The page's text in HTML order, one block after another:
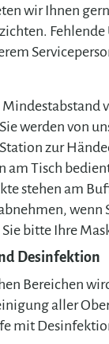
wir Ihnen
werden von
zur
am Tisch
stehen am
wenn
bitte Ihre
Desinfektion
Bereichen
aller
mit